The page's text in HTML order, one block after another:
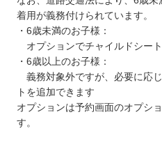
着用が義務付けられています。
・6歳未満のお子様：
オプションでチャイルドシー
・6歳以上のお子様：
義務対象外ですが、必要に応
トを追加できます
オプションは予約画面のオプシ
す。